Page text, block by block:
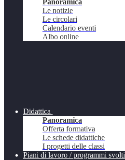
Panoramica
Le notizie
Le circolari
Calendario eventi
Albo online
Didattica
Panoramica
Offerta formativa
Le schede didattiche
I progetti delle classi
Piani di lavoro / programmi svolti